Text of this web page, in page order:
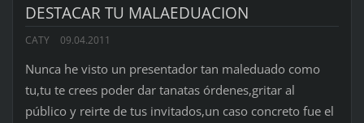
DESTACAR TU MALAEDUACION
CATY 09.04.2011
Nunca he visto un presentador tan maleduado como
tu,tu te crees poder dar tanatas órdenes,gritar al
público y reirte de tus invitados,un caso concreto fue el